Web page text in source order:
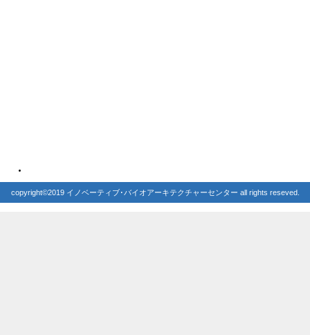
copyright©2019 イノベーティブ･バイオアーキテクチャーセンター all rights reseved.